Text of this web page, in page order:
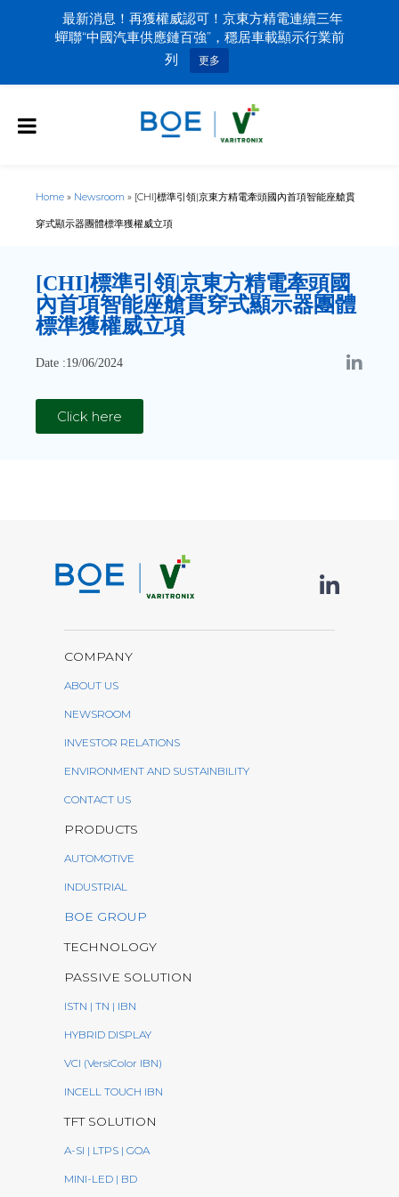
Home » Newsroom » [CHI]標準引領|京東方精電牽頭國內首項智能座艙貫
穿式顯示器團體標準獲權威立項
[CHI]標準引領|京東方精電牽頭國
內首項智能座艙貫穿式顯示器團體
標準獲權威立項
Date :19/06/2024
Click here
COMPANY
ABOUT US
NEWSROOM
INVESTOR RELATIONS
ENVIRONMENT AND SUSTAINBILITY
CONTACT US
PRODUCTS
AUTOMOTIVE
INDUSTRIAL
BOE GROUP
TECHNOLOGY
PASSIVE SOLUTION
ISTN | TN | IBN
HYBRID DISPLAY
VCI (VersiColor IBN)
INCELL TOUCH IBN
TFT SOLUTION
A-SI | LTPS | GOA
MINI-LED | BD
最新消息！再獲權威認可！京東方精電連續三年
蟬聯“中國汽車供應鏈百強”，穩居車載顯示行業前
列
更多